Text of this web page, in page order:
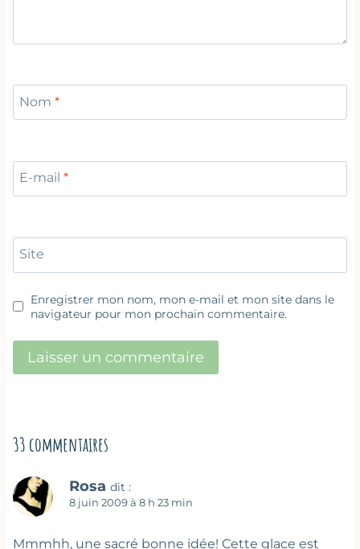
Nom *
E-mail *
Site
Enregistrer mon nom, mon e-mail et mon site dans le
navigateur pour mon prochain commentaire.
33 commentaires
Rosa dit :
8 juin 2009 à 8 h 23 min
Mmmhh, une sacré bonne idée! Cette glace est